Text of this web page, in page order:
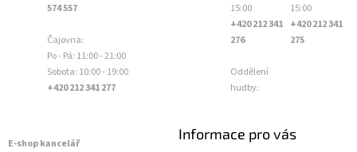
574 557
Čajovna:
Po - Pá: 11:00 - 21:00
Sobota: 10:00 - 19:00
+420 212 341 277
15:00
+420 212 341
276
Oddělení
hudby:
15:00
+420 212 341
275
E-shop kancelář
Informace pro vás